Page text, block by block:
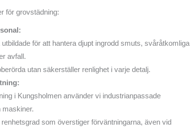
för grovstädning:
för att hantera djupt ingrodd smuts, svåråtkomliga
avfall.
utan säkerställer renlighet i varje detalj.
i Kungsholmen använder vi industrianpassade
maskiner.
som överstiger förväntningarna, även vid